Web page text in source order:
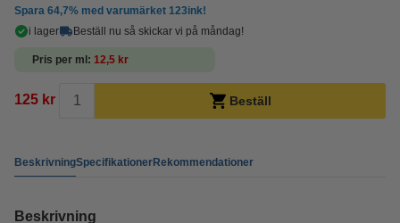
Spara 64,7% med varumärket 123ink!
i lager
Beställ nu så skickar vi på måndag!
Pris per ml 12,5 kr
125 kr Beställ
BeskrivningSpecifikationerRekommendationer
Beskrivning